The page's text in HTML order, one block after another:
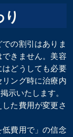
の割引はありま
きません。美容
どうしても必要
ング時に治療内
示いたします。
た費用が変更さ
費用で」の信念